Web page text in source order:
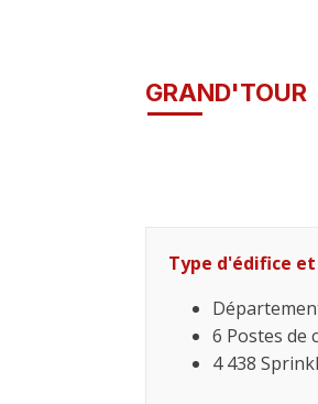
GRAND'TOUR
Type d'édifice
6 Postes de
4 438